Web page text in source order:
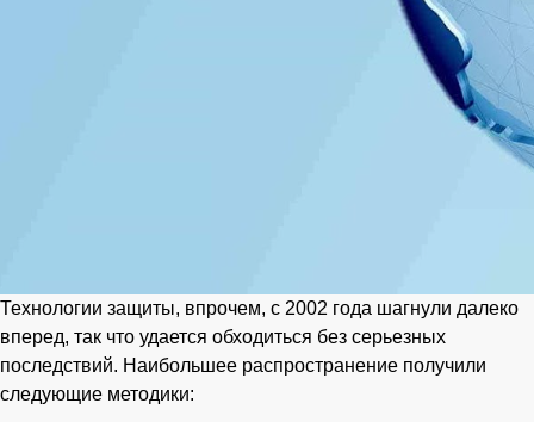
Технологии защиты, впрочем, с 2002 года шагнули далеко
вперед, так что удается обходиться без серьезных
последствий. Наибольшее распространение получили
следующие методики: